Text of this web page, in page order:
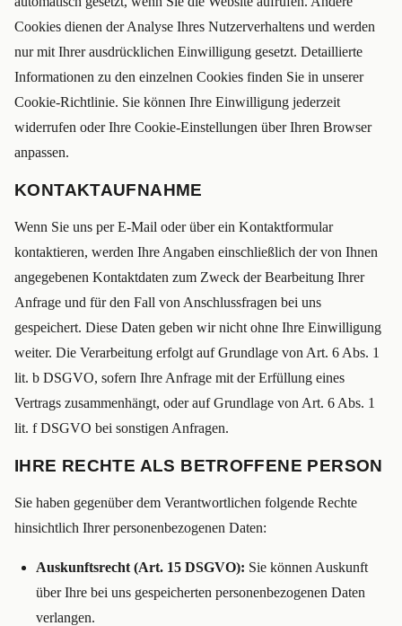
Cookies dienen der Analyse Ihres Nutzerverhaltens und werden
nur mit Ihrer ausdrücklichen Einwilligung gesetzt. Detaillierte
Informationen zu den einzelnen Cookies finden Sie in unserer
Cookie-Richtlinie. Sie können Ihre Einwilligung jederzeit
widerrufen oder Ihre Cookie-Einstellungen über Ihren Browser
anpassen.
KONTAKTAUFNAHME
Wenn Sie uns per E-Mail oder über ein Kontaktformular
kontaktieren, werden Ihre Angaben einschließlich der von Ihnen
angegebenen Kontaktdaten zum Zweck der Bearbeitung Ihrer
Anfrage und für den Fall von Anschlussfragen bei uns
gespeichert. Diese Daten geben wir nicht ohne Ihre Einwilligung
weiter. Die Verarbeitung erfolgt auf Grundlage von Art. 6 Abs. 1
lit. b DSGVO, sofern Ihre Anfrage mit der Erfüllung eines
Vertrags zusammenhängt, oder auf Grundlage von Art. 6 Abs. 1
lit. f DSGVO bei sonstigen Anfragen.
IHRE RECHTE ALS BETROFFENE PERSON
Sie haben gegenüber dem Verantwortlichen folgende Rechte
hinsichtlich Ihrer personenbezogenen Daten:
Auskunftsrecht (Art. 15 DSGVO): Sie können Auskunft
über Ihre bei uns gespeicherten personenbezogenen Daten
verlangen.